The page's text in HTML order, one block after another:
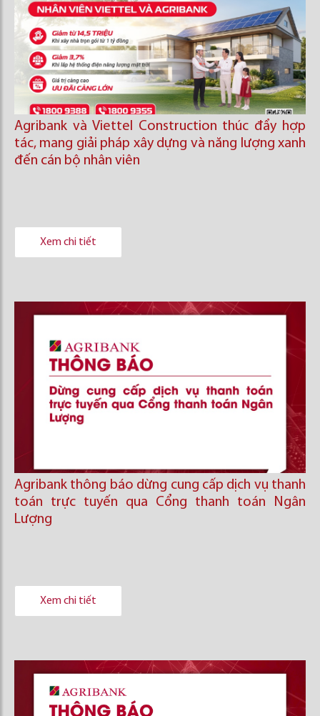
Agribank và Viettel Construction thúc đẩy hợp
tác, mang giải pháp xây dựng và năng lượng xanh
đến cán bộ nhân viên
Xem chi tiết
Agribank thông báo dừng cung cấp dịch vụ thanh
toán trực tuyến qua Cổng thanh toán Ngân
Lượng
Xem chi tiết